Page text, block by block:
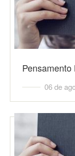
06 de